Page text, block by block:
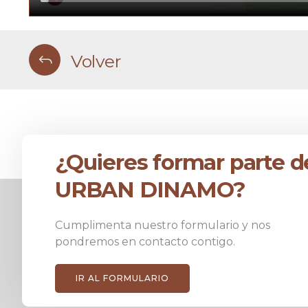
Volver
¿Quieres formar parte
URBAN DINAMO?
Cumplimenta nuestro formulario y nos
pondremos en contacto contigo.
IR AL FORMULARIO